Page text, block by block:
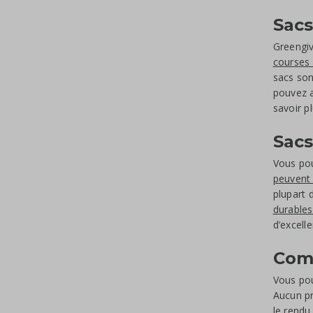
sacs
pouvez
savoir
Vous
plupart
Vous
Aucun